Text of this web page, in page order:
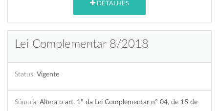
DETALHES
Lei Complementar 8/2018
Status: Vigente
Súmula: Altera o art. 1º da Lei Complementar nº 04, de 15 de